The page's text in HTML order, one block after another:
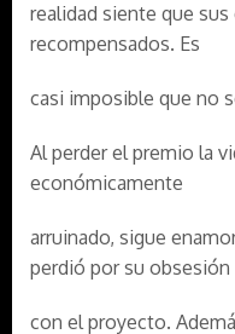
realidad siente que
recompensados. Es
casi imposible que no
Al perder el premio la
económicamente
arruinado, sigue
perdió por su obsesión
con el proyecto.